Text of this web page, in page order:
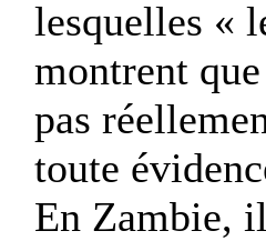
lesquelles «
montrent
pas
toute
En Zambie,